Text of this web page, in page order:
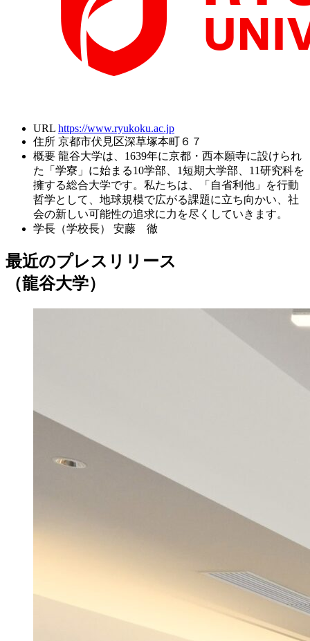
URL https://www.ryukoku.ac.jp
住所 京都市伏見区深草塚本町６７
概要 龍谷大学は、1639年に京都・西本願寺に設けられ
た「学寮」に始まる10学部、1短期大学部、11研究科を
擁する総合大学です。私たちは、「自省利他」を行動
哲学として、地球規模で広がる課題に立ち向かい、社
会の新しい可能性の追求に力を尽くしていきます。
学長（学校長）
安藤 徹
最近のプレスリリース
（龍谷大学）